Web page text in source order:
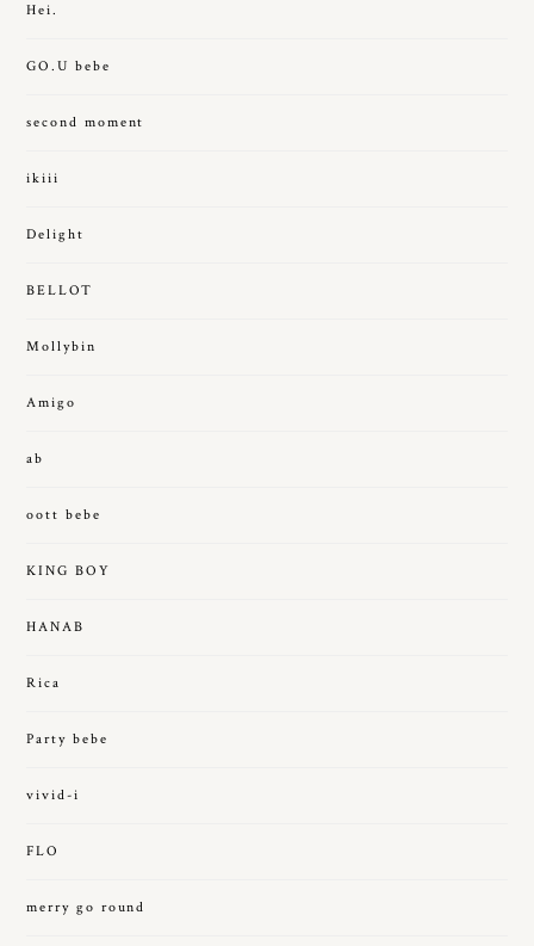
Hei.
GO.U bebe
second moment
ikiii
Delight
BELLOT
Mollybin
Amigo
ab
oott bebe
KING BOY
HANAB
Rica
Party bebe
vivid-i
FLO
merry go round